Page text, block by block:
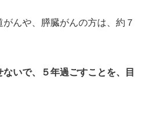
んや、膵臓がんの方は、約７
いで、５年過ごすことを、目